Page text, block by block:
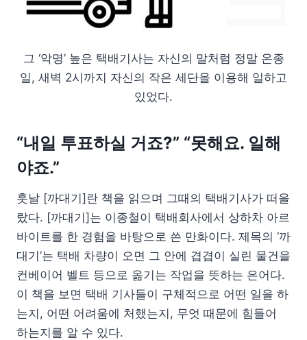
그 ‘악명’ 높은 택배기사는 자신의 말처럼 정말 온종
일, 새벽 2시까지 자신의 작은 세단을 이용해 일하고
있었다.
“내일 투표하실 거죠?” “못해요. 일해
야죠.”
훗날 [까대기]란 책을 읽으며 그때의 택배기사가 떠올
랐다. [까대기]는 이종철이 택배회사에서 상하차 아르
바이트를 한 경험을 바탕으로 쓴 만화이다. 제목의 ‘까
대기’는 택배 차량이 오면 그 안에 겹겹이 실린 물건을
컨베이어 벨트 등으로 옮기는 작업을 뜻하는 은어다.
이 책을 보면 택배 기사들이 구체적으로 어떤 일을 하
는지, 어떤 어려움에 처했는지, 무엇 때문에 힘들어
하는지를 알 수 있다.